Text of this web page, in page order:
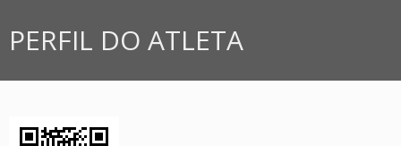
PERFIL DO ATLETA